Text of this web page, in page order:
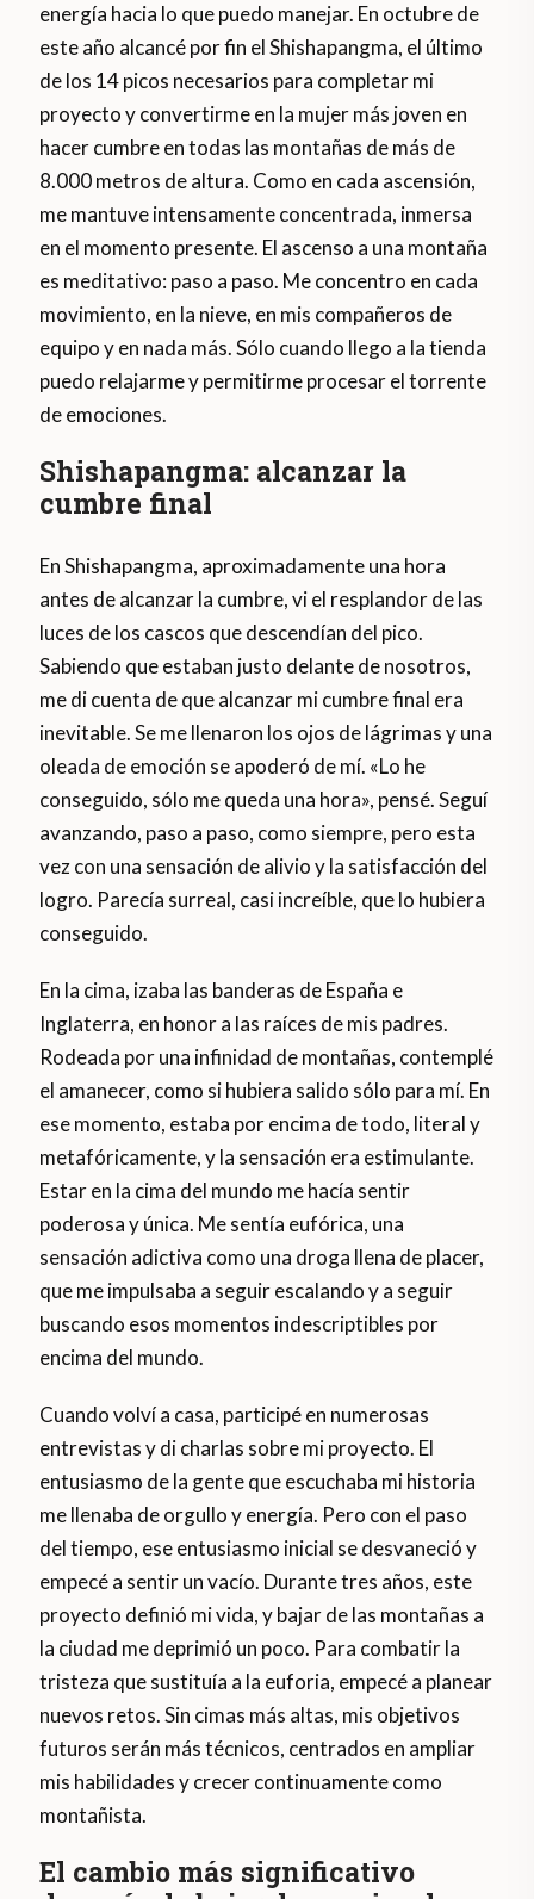
energía hacia lo que puedo manejar. En octubre de
este año alcancé por fin el Shishapangma, el último
de los 14 picos necesarios para completar mi
proyecto y convertirme en la mujer más joven en
hacer cumbre en todas las montañas de más de
8.000 metros de altura. Como en cada ascensión,
me mantuve intensamente concentrada, inmersa
en el momento presente. El ascenso a una montaña
es meditativo: paso a paso. Me concentro en cada
movimiento, en la nieve, en mis compañeros de
equipo y en nada más. Sólo cuando llego a la tienda
puedo relajarme y permitirme procesar el torrente
de emociones.
Shishapangma: alcanzar la
cumbre final
En Shishapangma, aproximadamente una hora
antes de alcanzar la cumbre, vi el resplandor de las
luces de los cascos que descendían del pico.
Sabiendo que estaban justo delante de nosotros,
me di cuenta de que alcanzar mi cumbre final era
inevitable. Se me llenaron los ojos de lágrimas y una
oleada de emoción se apoderó de mí. «Lo he
conseguido, sólo me queda una hora», pensé. Seguí
avanzando, paso a paso, como siempre, pero esta
vez con una sensación de alivio y la satisfacción del
logro. Parecía surreal, casi increíble, que lo hubiera
conseguido.
En la cima, izaba las banderas de España e
Inglaterra, en honor a las raíces de mis padres.
Rodeada por una infinidad de montañas, contemplé
el amanecer, como si hubiera salido sólo para mí. En
ese momento, estaba por encima de todo, literal y
metafóricamente, y la sensación era estimulante.
Estar en la cima del mundo me hacía sentir
poderosa y única. Me sentía eufórica, una
sensación adictiva como una droga llena de placer,
que me impulsaba a seguir escalando y a seguir
buscando esos momentos indescriptibles por
encima del mundo.
Cuando volví a casa, participé en numerosas
entrevistas y di charlas sobre mi proyecto. El
entusiasmo de la gente que escuchaba mi historia
me llenaba de orgullo y energía. Pero con el paso
del tiempo, ese entusiasmo inicial se desvaneció y
empecé a sentir un vacío. Durante tres años, este
proyecto definió mi vida, y bajar de las montañas a
la ciudad me deprimió un poco. Para combatir la
tristeza que sustituía a la euforia, empecé a planear
nuevos retos. Sin cimas más altas, mis objetivos
futuros serán más técnicos, centrados en ampliar
mis habilidades y crecer continuamente como
montañista.
El cambio más significativo